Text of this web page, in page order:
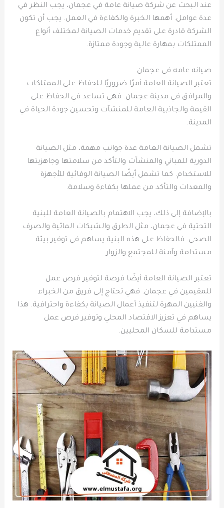
عند البحث عن شركة صيانة عامة في عجمان، يجب النظر في
عدة عوامل. أهمها الخبرة والكفاءة في العمل. يجب أن تكون
الشركة قادرة على تقديم خدمات الصيانة لمختلف أنواع
الممتلكات بمهارة عالية وجودة ممتازة.
صيانه عامه في عجمان
تعتبر الصيانة العامة أمرًا ضروريًا للحفاظ على الممتلكات
والمرافق في مدينة عجمان. فهي تساعد في الحفاظ على
القيمة والجاذبية العامة للمنشآت وتحسين جودة الحياة في
المدينة.
تشمل الصيانة العامة عدة جوانب مهمة، مثل الصيانة
الدورية للمباني والمنشآت والتأكد من سلامتها وجاهزيتها
للاستخدام. كما تشمل أيضًا الصيانة الوقائية للأجهزة
والمعدات والتأكد من عملها بكفاءة وسلامة.
بالإضافة إلى ذلك، يجب الاهتمام بالصيانة العامة للبنية
التحتية في عجمان، مثل الطرق والشبكات المائية والصرف
الصحي. فالحفاظ على هذه البنية يساهم في توفير بيئة
مستدامة وآمنة للمجتمع والزوار.
تعتبر الصيانة العامة أيضًا فرصة لتوفير فرص عمل
للمقيمين في عجمان. فهي تحتاج إلى فريق من الخبراء
والفنيين المهرة لتنفيذ أعمال الصيانة بكفاءة واحترافية. هذا
يساهم في تعزيز الاقتصاد المحلي وتوفير فرص عمل
مستدامة للسكان المحليين.